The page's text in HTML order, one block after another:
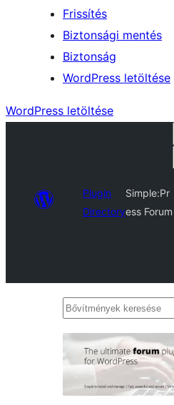
Frissítés
Biztonsági mentés
Biztonság
WordPress letöltése
WordPress letöltése
Plugin
Directory
Simple:Pr
ess Forum
Bővítmények